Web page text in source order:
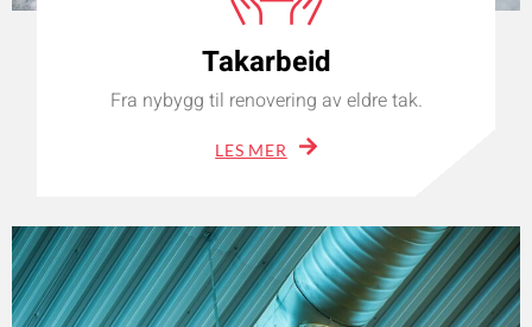
Takarbeid
Fra nybygg til renovering av eldre tak.
LES MER